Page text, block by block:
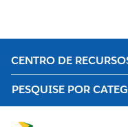
CENTRO DE
PESQUISE POR